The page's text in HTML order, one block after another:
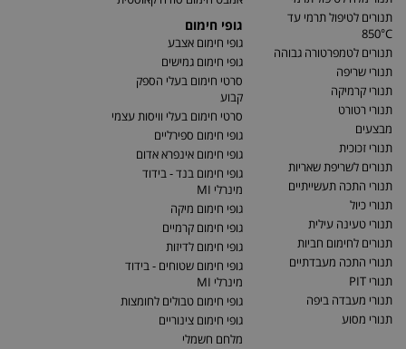
תנורים לטיפול תרמי עד
850°C
תנורים לטמפרטורה גבוהה
תנורי שריפה
תנורי קרמיקה
תנורי רטורט
מבצעים
תנורי זכוכית
תנורים לשריפת שאריות
תנורי התכה תעשייתיים
תנורי כיול
תנורי טעינה עילית
תנורים לחימום חביות
תנורי התכה מעבדתיים
תנורי PIT
תנורי מעבדה ביפה
תנורי מסוע
גופי חימום
גופי חימום אצבע
גופי חימום גמישים
סרטי חימום בעלי הספק
קבוע
סרטי חימום בעלי וויסות עצמי
גופי חימום ספירליים
גופי חימום אינפרא אדום
גופי חימום בנד - בידוד
מינרלי MI
גופי חימום מיקה
גופי חימום קרמיים
גופי חימום לדיזות
גופי חימום שטוחים - בידוד
מינרלי MI
גופי חימום טבולים לחומצות
גופי חימום צינוריים
מלחם חשמלי